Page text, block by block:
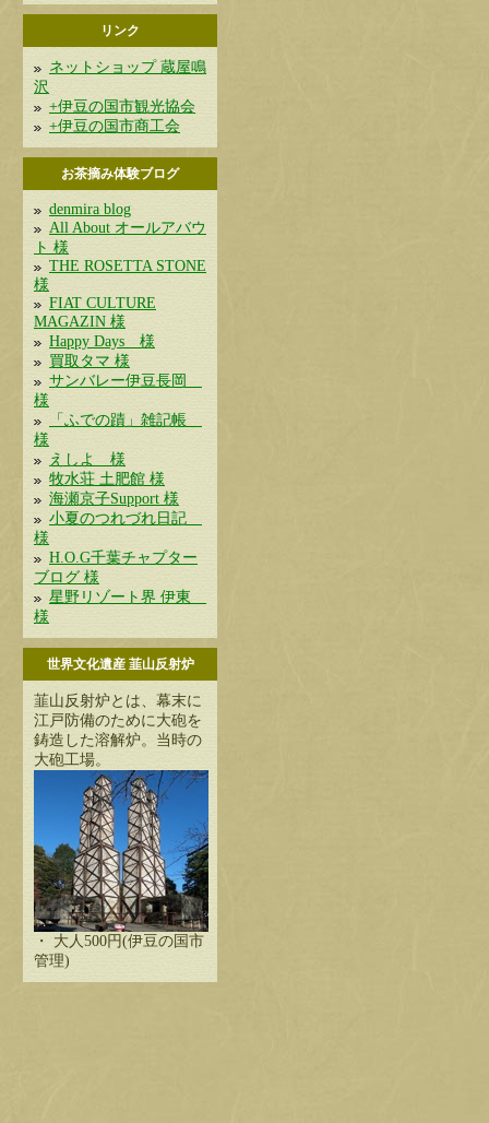
リンク
ネットショップ 蔵屋鳴
沢
+伊豆の国市観光協会
+伊豆の国市商工会
お茶摘み体験ブログ
denmira blog
All About オールアバウ
ト 様
THE ROSETTA STONE
様
FIAT CULTURE
MAGAZIN 様
Happy Days 様
買取タマ 様
サンバレー伊豆長岡
様
「ふでの蹟」雑記帳
様
えしよ 様
牧水荘 土肥館 様
海瀬京子Support 様
小夏のつれづれ日記
様
H.O.G千葉チャプター
ブログ 様
星野リゾート界 伊東
様
世界文化遺産 韮山反射炉
韮山反射炉とは、幕末に
江戸防備のために大砲を
鋳造した溶解炉。当時の
大砲工場。
・ 大人500円(伊豆の国市
管理)